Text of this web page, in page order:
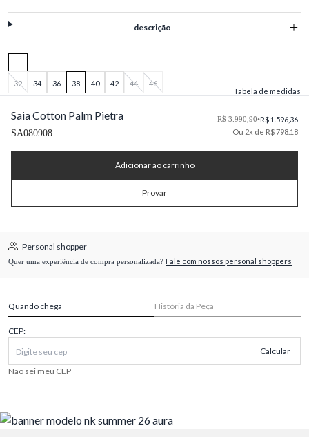
descrição
32 34 36 38 40 42 44
46
Tabela de medidas
Saia Cotton Palm Pietra
SA080908
R$ 3.990,90•R$ 1.596,36
Ou 2x de R$ 798.18
Adicionar ao carrinho
Provar
Personal shopper
Quer uma experiência de compra personalizada? Fale com nossos personal shoppers
Quando chega História da Peça
CEP:
Calcular
Não sei meu CEP